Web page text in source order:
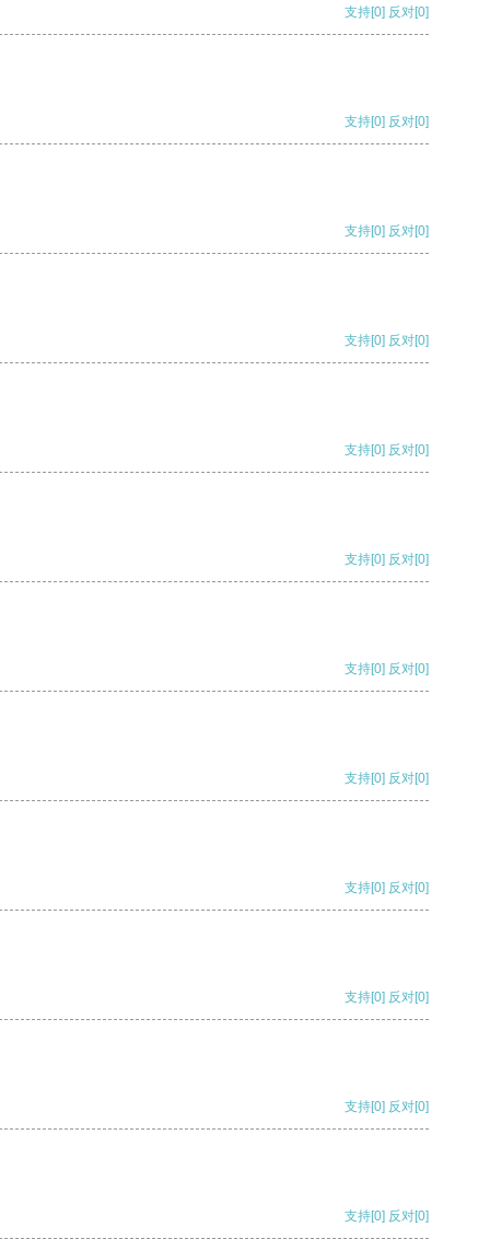
支持[0] 反对[0]
支持[0] 反对[0]
支持[0] 反对[0]
支持[0] 反对[0]
支持[0] 反对[0]
支持[0] 反对[0]
支持[0] 反对[0]
支持[0] 反对[0]
支持[0] 反对[0]
支持[0] 反对[0]
支持[0] 反对[0]
支持[0] 反对[0]